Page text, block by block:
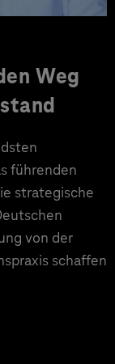
Weg
führenden
strategische
von der
schaffen